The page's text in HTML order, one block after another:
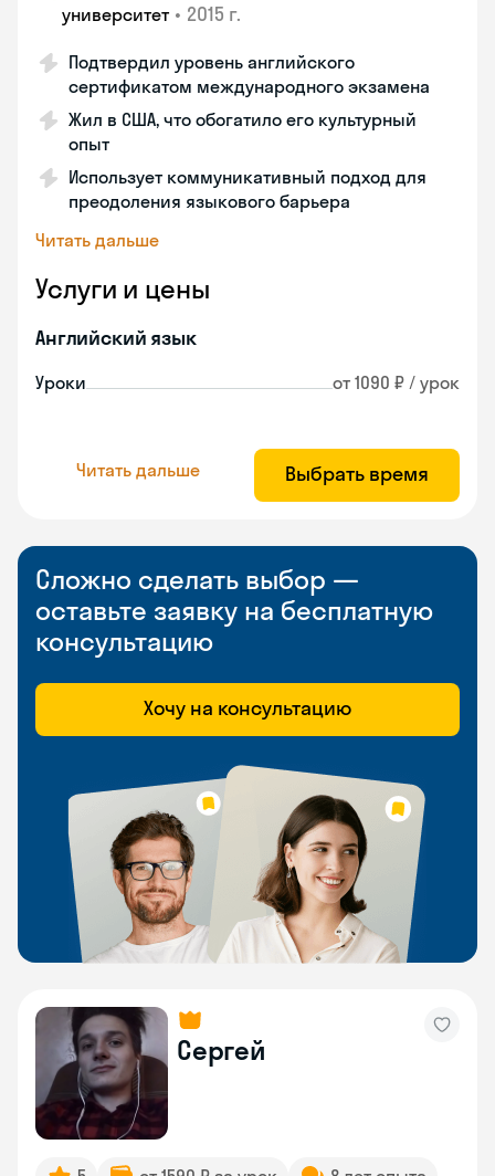
университет • 2015 г.
Подтвердил уровень английского
сертификатом международного экзамена
Жил в США, что обогатило его культурный
опыт
Использует коммуникативный подход для
преодоления языкового барьера
Читать дальше
Услуги и цены
Английский язык
Уроки от 1090 ₽ / урок
Читать дальше Выбрать время
Сложно сделать выбор —
оставьте заявку на бесплатную
консультацию
Хочу на консультацию
Сергей